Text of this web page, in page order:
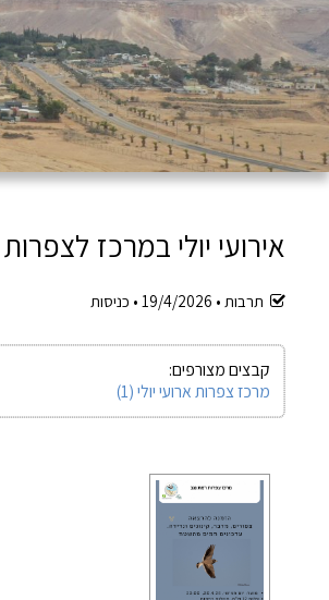
אירועי יולי במרכז לצפרות
תרבות • 19/4/2026
• כניסות
קבצים מצורפים:
מרכז צפרות ארועי יולי (1)